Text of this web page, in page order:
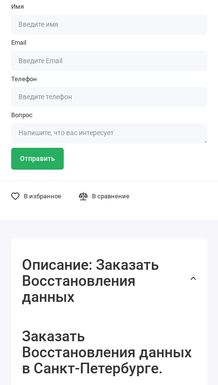
Имя
Email
Телефон
Вопрос
Отправить
В избранное В сравнение
Описание: Заказать
Восстановления
данных
Заказать
Восстановления данных
в Санкт-Петербурге.